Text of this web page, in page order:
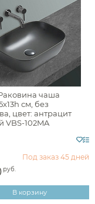
чаша
см, без
цвет: антрацит
VBS-102MA
Под заказ 45 дней
руб.
В корзину